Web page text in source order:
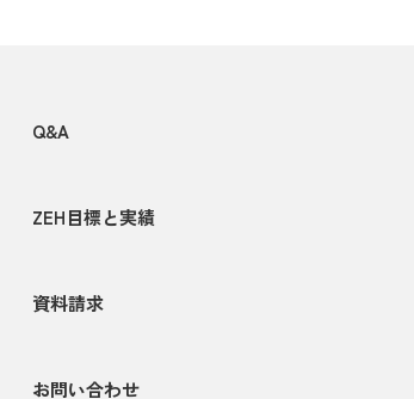
Q&A
ZEH目標と実績
資料請求
お問い合わせ